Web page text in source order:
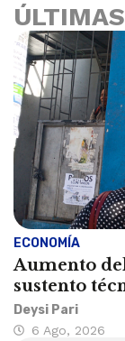
ECONOMÍA
Aumento
sustento
Deysi Pari
6 Ago, 2026